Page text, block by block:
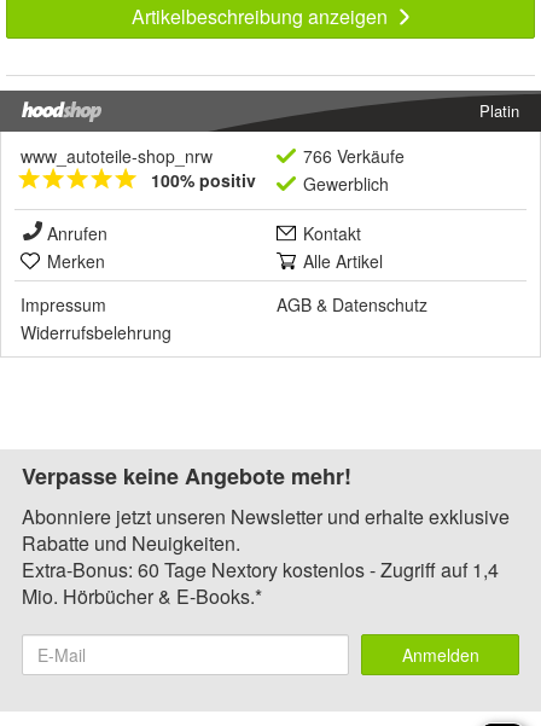
Artikelbeschreibung anzeigen
Platin
www_autoteile-shop_nrw
100% positiv
766 Verkäufe
Gewerblich
Anrufen
Kontakt
Merken
Alle Artikel
Impressum
AGB & Datenschutz
Widerrufsbelehrung
Verpasse keine Angebote mehr!
Abonniere jetzt unseren Newsletter und erhalte exklusive
Rabatte und Neuigkeiten.
Extra-Bonus: 60 Tage Nextory kostenlos - Zugriff auf 1,4
Mio. Hörbücher & E-Books.*
Anmelden